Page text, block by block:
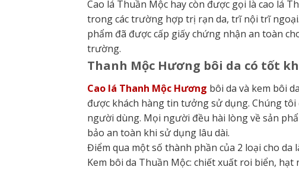
Cao lá Thuần Mộc hay còn được gọi là cao lá
trong các trường hợp trị rạn da, trĩ nội trĩ
phẩm đã được cấp giấy chứng nhận an toàn
trường.
Thanh Mộc Hương bôi da có tốt
Cao lá Thanh Mộc Hương bôi da và kem bôi
được khách hàng tin tưởng sử dụng. Chúng
người dùng. Mọi người đều hài lòng về sản
bảo an toàn khi sử dụng lâu dài.
Điểm qua một số thành phần của 2 loại cho da
Kem bôi da Thuần Mộc: chiết xuất roi biển,